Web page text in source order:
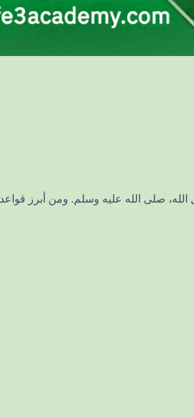
صلى الله عليه وسلم. ومن أبرز